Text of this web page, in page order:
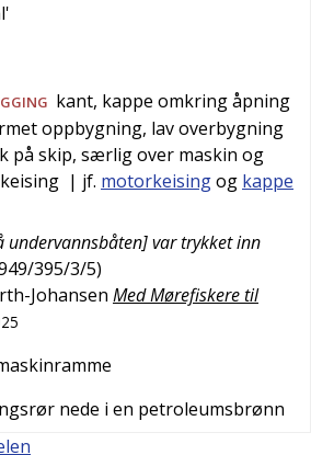
'
kant, kappe omkring åpning
oppbygning, lav overbygning
på skip, særlig over maskin og
| jf. motorkeisingog kappe
undervannsbåten] var trykket inn
395/3/5)
Johansen Med Mørefiskere til
nede i en petroleumsbrønn